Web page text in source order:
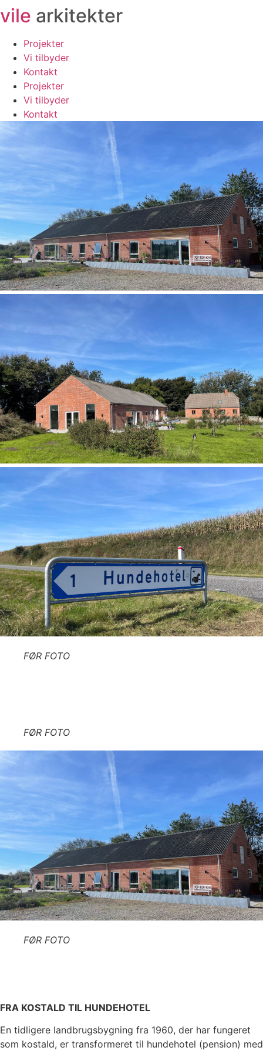
Videre
til
indhold
vile arkitekter
Projekter
Vi tilbyder
Kontakt
Projekter
Vi tilbyder
Kontakt
FØR FOTO
FØR FOTO
FØR FOTO
FRA KOSTALD TIL HUNDEHOTEL
En tidligere landbrugsbygning fra 1960, der har fungeret
som kostald, er transformeret til hundehotel (pension) med